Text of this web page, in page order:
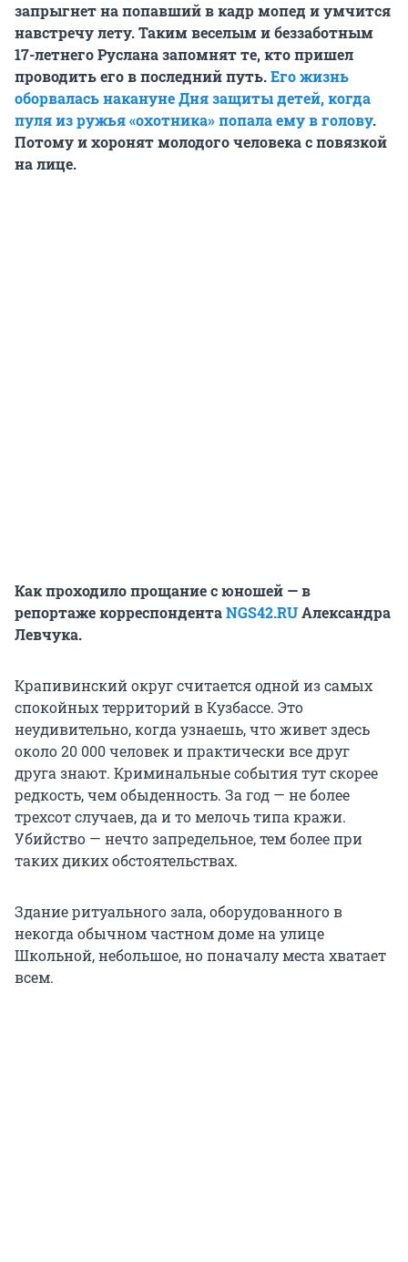
запрыгнет на попавший в кадр мопед и умчится
навстречу лету. Таким веселым и беззаботным
17-летнего Руслана запомнят те, кто пришел
проводить его в последний путь.Его жизнь
оборвалась накануне Дня защиты детей, когда
пуля из ружья «охотника» попала ему в голову.
Потому и хоронят молодого человека с повязкой
на лице.
Как проходило прощание с юношей — в
репортаже корреспондентаNGS42.RUАлександра
Левчука.
Крапивинский округ считается одной из самых
спокойных территорий в Кузбассе. Это
неудивительно, когда узнаешь, что живет здесь
около 20 000 человек и практически все друг
друга знают. Криминальные события тут скорее
редкость, чем обыденность. За год — не более
трехсот случаев, да и то мелочь типа кражи.
Убийство — нечто запредельное, тем более при
таких диких обстоятельствах.
Здание ритуального зала, оборудованного в
некогда обычном частном доме на улице
Школьной, небольшое, но поначалу места хватает
всем.